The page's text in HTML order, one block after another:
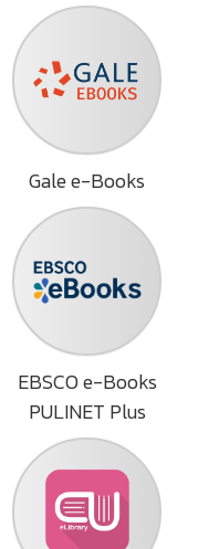
Gale e-Books
EBSCO e-Books
PULINET Plus